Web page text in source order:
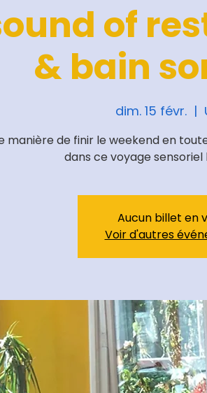
of
& bain
dim. 15 févr.
  |
manière de finir le weekend en
dans ce voyage
Aucun billet en
Voir d'autres